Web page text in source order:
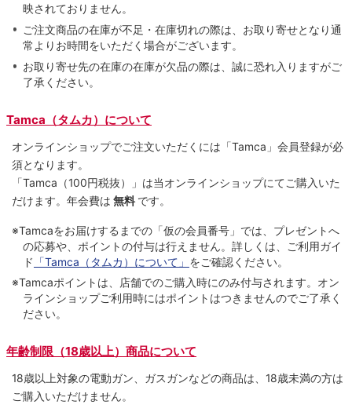
映されておりません。
ご注文商品の在庫が不足・在庫切れの際は、お取り寄せとなり通
常よりお時間をいただく場合がございます。
お取り寄せ先の在庫の在庫が欠品の際は、誠に恐れ入りますがご
了承ください。
Tamca（タムカ）について
オンラインショップでご注⽂いただくには「Tamca」会員登録が必
須となります。
「Tamca （100円税抜）
」は当オンラインショップにてご購⼊いた
だけます。 年会費は 無料 です。
※Tamcaをお届けするまでの「仮の会員番号」では、プレゼントへ
の応募や、ポイントの付与は⾏えません。詳しくは、ご利⽤ガイ
ド 「Tamca（タムカ）について」 をご確認ください。
※Tamcaポイントは、店舗でのご購⼊時にのみ付与されます。オン
ラインショップご利用時にはポイントはつきませんのでご了承く
ださい。
年齢制限（18歳以上）商品について
18歳以上対象の電動ガン、ガスガンなどの商品は、18歳未満の方は
ご購入いただけません。